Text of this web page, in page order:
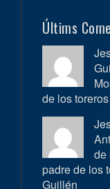
Últims
de los
de
padre de los
Guillén